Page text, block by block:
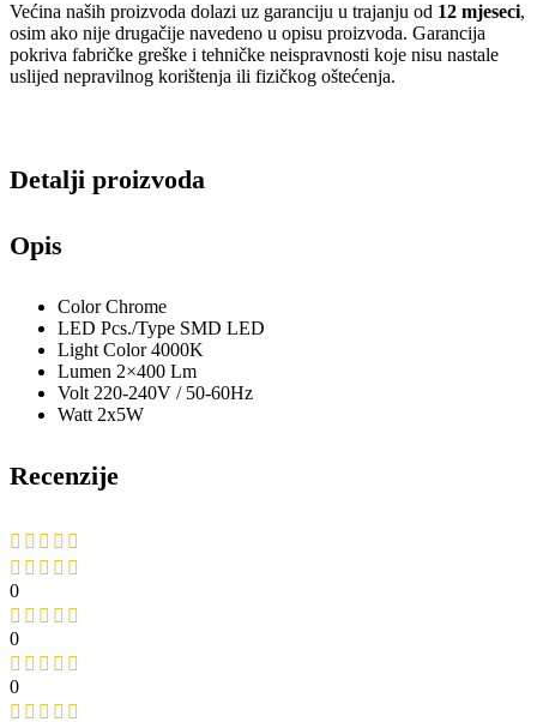
Većina naših proizvoda dolazi uz garanciju u trajanju od 12 mjeseci,
osim ako nije drugačije navedeno u opisu proizvoda. Garancija
pokriva fabričke greške i tehničke neispravnosti koje nisu nastale
uslijed nepravilnog korištenja ili fizičkog oštećenja.
Detalji proizvoda
Opis
Color Chrome
LED Pcs./Type SMD LED
Light Color 4000K
Lumen 2×400 Lm
Volt 220-240V / 50-60Hz
Watt 2x5W
Recenzije
0
0
0